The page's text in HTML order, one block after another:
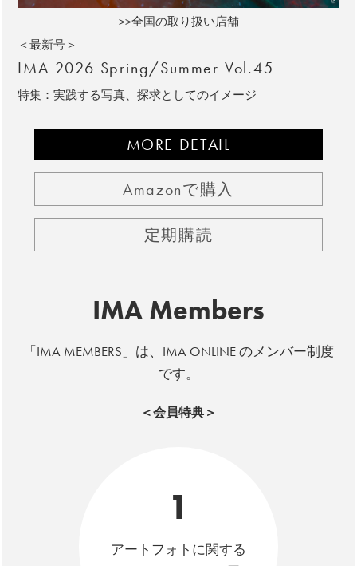
>>全国の取り扱い店舗
＜最新号＞
IMA 2026 Spring/Summer Vol.45
特集：実践する写真、探求としてのイメージ
MORE DETAIL
Amazonで購入
定期購読
IMA Members
「IMA MEMBERS」は、IMA ONLINE のメンバー制度
です。
＜会員特典＞
1
アートフォトに関する